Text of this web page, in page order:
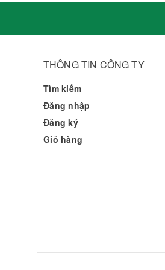
THÔNG TIN CÔNG TY
Tìm kiếm
Đăng nhập
Đăng ký
Giỏ hàng